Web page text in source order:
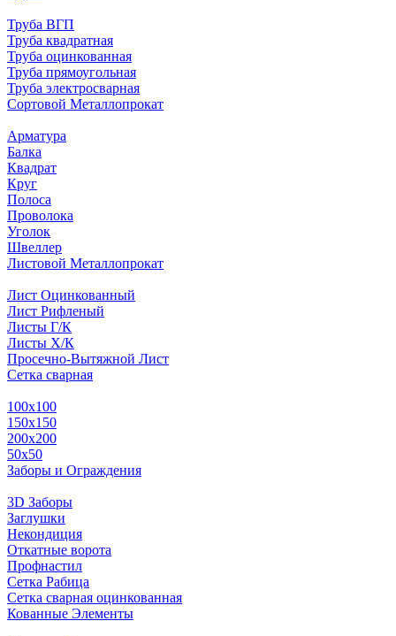
Труба ВГП
Труба квадратная
Труба оцинкованная
Труба прямоугольная
Труба электросварная
Сортовой Металлопрокат
Арматура
Балка
Квадрат
Круг
Полоса
Проволока
Уголок
Швеллер
Листовой Металлопрокат
Лист Оцинкованный
Лист Рифленый
Листы Г/К
Листы Х/К
Просечно-Вытяжной Лист
Сетка сварная
100х100
150х150
200х200
50х50
Заборы и Ограждения
3D Заборы
Заглушки
Некондиция
Откатные ворота
Профнастил
Сетка Рабица
Сетка сварная оцинкованная
Кованные Элементы